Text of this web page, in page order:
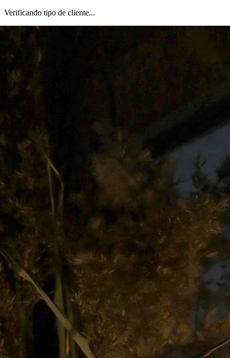
Verificando tipo de cliente...